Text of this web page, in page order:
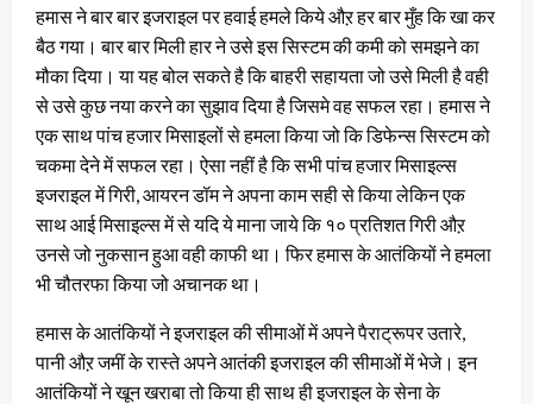
हमास ने बार बार इजराइल पर हवाई हमले किये औऱ हर बार मुँह कि खा कर
बैठ गया। बार बार मिली हार ने उसे इस सिस्टम की कमी को समझने का
मौका दिया। या यह बोल सकते है कि बाहरी सहायता जो उसे मिली है वही
से उसे कुछ नया करने का सुझाव दिया है जिसमे वह सफल रहा। हमास ने
एक साथ पांच हजार मिसाइलों से हमला किया जो कि डिफेन्स सिस्टम को
चकमा देने में सफल रहा। ऐसा नहीं है कि सभी पांच हजार मिसाइल्स
इजराइल में गिरी, आयरन डॉम ने अपना काम सही से किया लेकिन एक
साथ आई मिसाइल्स में से यदि ये माना जाये कि १० प्रतिशत गिरी औऱ
उनसे जो नुकसान हुआ वही काफी था। फिर हमास के आतंकियों ने हमला
भी चौतरफा किया जो अचानक था।
हमास के आतंकियों ने इजराइल की सीमाओं में अपने पैराट्रूपर उतारे,
पानी औऱ जमीं के रास्ते अपने आतंकी इजराइल की सीमाओं में भेजे। इन
आतंकियों ने खून खराबा तो किया ही साथ ही इजराइल के सेना के